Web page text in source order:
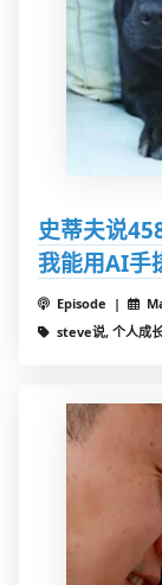
史蒂夫说
我能用AI手
Episode |
steve说, 个人成